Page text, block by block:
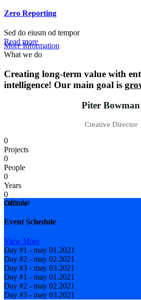
Zero Reporting
Sed do eiusm od tempor
Read more
More Information
What we do
Creating long-term value with
intelligence! Our main goal is
Piter Bowman
Creative Director
0
Projects
0
People
0
Years
0
Offices
calendar
Event Schedule
View More
Day #1 - may 01.2021
Day #2 - may 02.2021
Day #3 - may 03.2021
Day #1 - may 01.2021
Day #2 - may 02.2021
Day #3 - may 03.2021